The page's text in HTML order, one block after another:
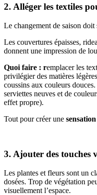
2. Alléger les textiles
Le changement de saison doit
Les couvertures épaisses,
donnent une impression de
Quoi faire : remplacer les
privilégier des matières
coussins aux couleurs
serviettes neuves et de
effet propre).
Tout pour créer une
3. Ajouter des touches
Les plantes et fleurs sont un
dosées. Trop de végétation
visuellement l’espace.